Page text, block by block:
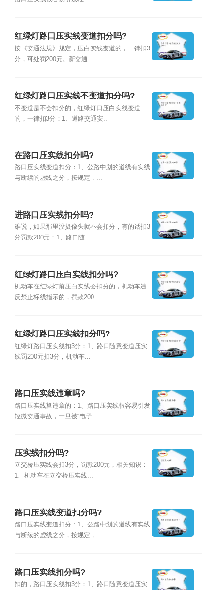
红绿灯路口压实线变道扣分吗?
按《交通法规》规定，压白实线变道的，一律扣3
分，可处罚200元。新交通...
红绿灯路口压实线不变道扣分吗?
不变道是不会扣分的，红绿灯口压白实线变道
的，一律扣3分：1、道路交通安...
在路口压实线扣分吗?
路口压实线变道扣分：1、公路中划的道线有实线
与断续的虚线之分，按规定，...
进路口压实线扣分吗?
难说，如果那里没摄像头就不会扣分，有的话扣3
分罚款200元：1、路口随...
红绿灯路口压白实线扣分吗?
机动车在红绿灯前压白实线会扣分的，机动车违
反禁止标线指示的，罚款200...
红绿灯路口压实线扣分吗?
红绿灯路口压实线扣3分：1、路口随意变道压实
线罚200元扣3分，机动车...
路口压实线违章吗?
路口压实线算违章的：1、路口压实线很容易引发
轻微交通事故，一旦被“电子...
压实线扣分吗?
立交桥压实线会扣3分，罚款200元，相关知识：
1、机动车在立交桥压实线...
路口压实线变道扣分吗?
路口压实线变道扣分：1、公路中划的道线有实线
与断续的虚线之分，按规定，...
路口压实线扣分吗?
扣的，路口压实线扣3分：1、路口随意变道压实